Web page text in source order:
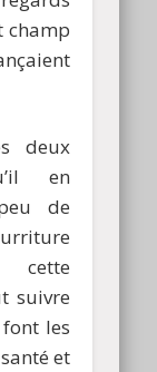
champ
deux
en
de
cette
suivre
les
et